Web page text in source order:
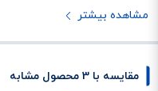
مشاهده بیشتر
مقایسه با 3 محصول مشابه